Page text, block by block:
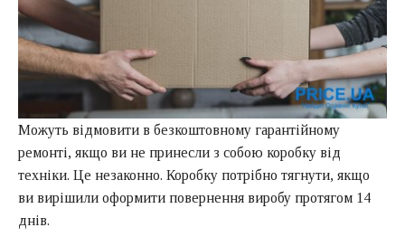
Можуть відмовити в безкоштовному гарантійному
ремонті, якщо ви не принесли з собою коробку від
техніки. Це незаконно. Коробку потрібно тягнути, якщо
ви вирішили оформити повернення виробу протягом 14
днів.